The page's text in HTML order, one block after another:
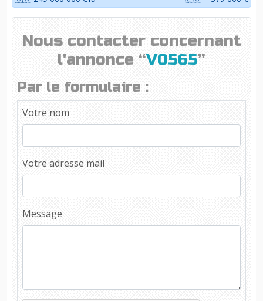
Nous contacter concernant
l'annonce “V0565”
Par le formulaire :
Votre nom
Votre adresse mail
Message